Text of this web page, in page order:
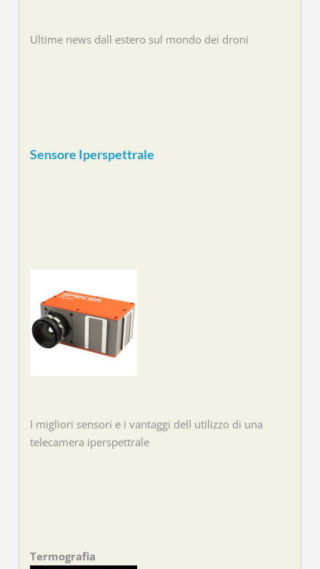
Ultime news dall estero sul mondo dei droni
Sensore Iperspettrale
I migliori sensori e i vantaggi dell utilizzo di una
telecamera iperspettrale
Termografia